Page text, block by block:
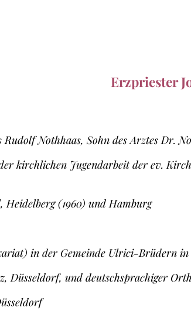
Erzpriester
Nothhaas, Sohn des Arztes Dr.
kirchlichen Jugendarbeit der ev.
(1960) und Hamburg
in der Gemeinde Ulrici-Brüdern in
Düsseldorf, und deutschsprachiger